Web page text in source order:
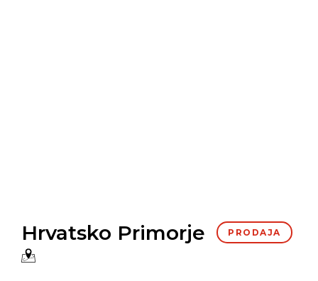
Hrvatsko Primorje PRODAJA